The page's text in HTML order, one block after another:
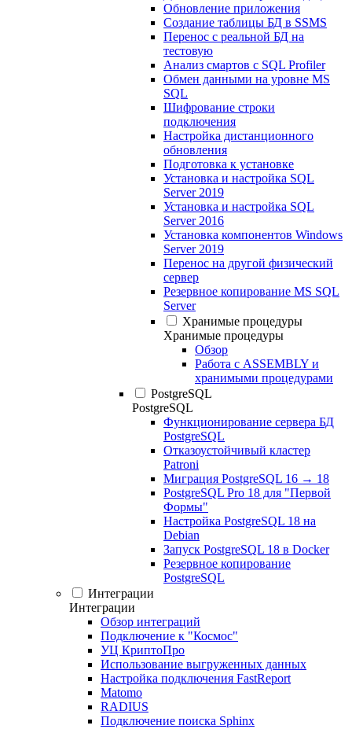
Обновление приложения
Создание таблицы БД в SSMS
Перенос с реальной БД на
тестовую
Анализ смартов с SQL Profiler
Обмен данными на уровне MS
SQL
Шифрование строки
подключения
Настройка дистанционного
обновления
Подготовка к установке
Установка и настройка SQL
Server 2019
Установка и настройка SQL
Server 2016
Установка компонентов Windows
Server 2019
Перенос на другой физический
сервер
Резервное копирование MS SQL
Server
Хранимые процедуры
Хранимые процедуры
Обзор
Работа с ASSEMBLY и
хранимыми процедурами
PostgreSQL
PostgreSQL
Функционирование сервера БД
PostgreSQL
Отказоустойчивый кластер
Patroni
Миграция PostgreSQL 16 → 18
PostgreSQL Pro 18 для "Первой
Формы"
Настройка PostgreSQL 18 на
Debian
Запуск PostgreSQL 18 в Docker
Резервное копирование
PostgreSQL
Интеграции
Интеграции
Обзор интеграций
Подключение к "Космос"
УЦ КриптоПро
Использование выгруженных данных
Настройка подключения FastReport
Matomo
RADIUS
Подключение поиска Sphinx